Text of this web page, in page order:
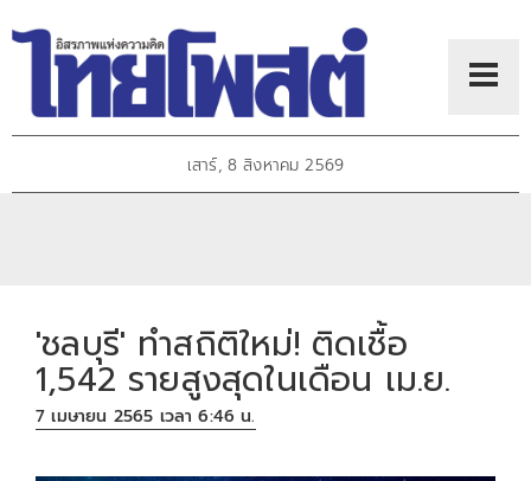
เสาร์, 8 สิงหาคม 2569
'ชลบุรี' ทำสถิติใหม่! ติดเชื้อ
1,542 รายสูงสุดในเดือน เม.ย.
7 เมษายน 2565 เวลา 6:46 น.